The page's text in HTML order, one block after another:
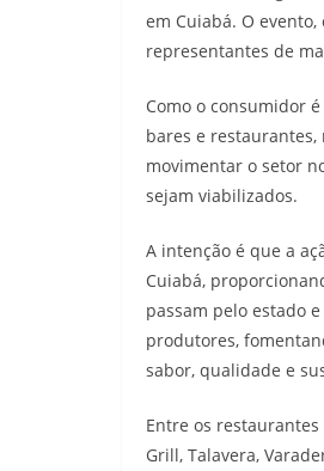
em Cuiabá. O
representantes de
Como o consumidor
bares e
movimentar o setor
sejam viabilizados.
A intenção é que a
Cuiabá,
passam pelo estado
produtores,
sabor, qualidade e
Entre os restaurantes
Grill, Talavera,